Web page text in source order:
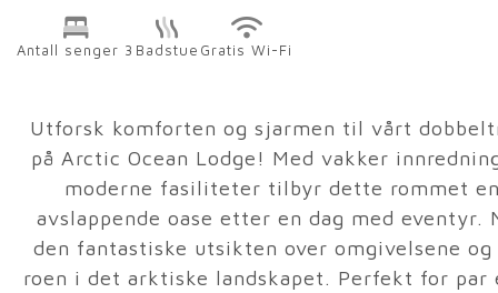
Antall senger 3 Badstue Gratis Wi-Fi
Utforsk komforten og sjarmen til vårt
på Arctic Ocean Lodge! Med vakker
moderne fasiliteter tilbyr dette rommet
avslappende oase etter en dag med eventyr.
den fantastiske utsikten over omgivelsene
roen i det arktiske landskapet. Perfekt for par